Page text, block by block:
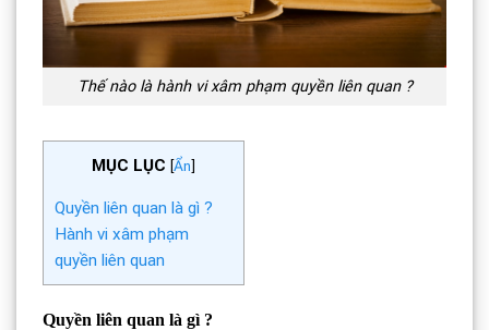
Thế nào là hành vi xâm phạm quyền liên quan ?
MỤC LỤC [Ẩn]
Quyền liên quan là gì ?
Hành vi xâm phạm
quyền liên quan
Quyền liên quan là gì ?